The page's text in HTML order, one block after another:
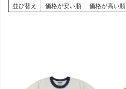
並び替え 価格が安い順 価格が高い順